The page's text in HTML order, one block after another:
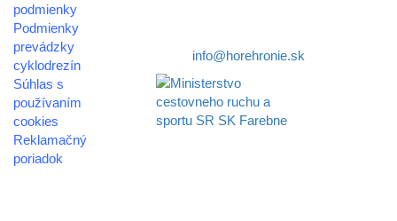
podmienky
Podmienky
prevádzky
cyklodrezín
Súhlas s
používaním
cookies
Reklamačný
poriadok
info@horehronie.sk